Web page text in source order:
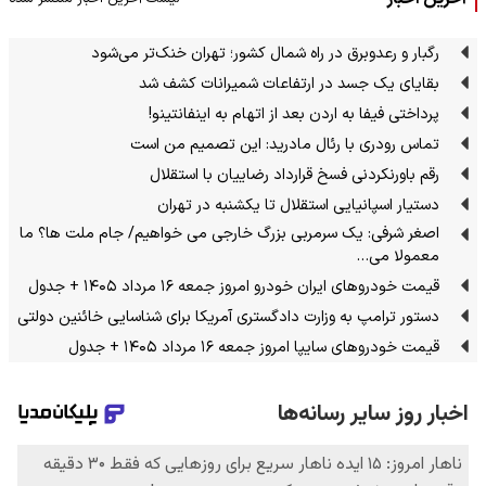
رگبار و رعدوبرق در راه شمال کشور؛ تهران خنک‌تر می‌شود
بقایای یک جسد در ارتفاعات شمیرانات کشف شد
پرداختی فیفا به اردن بعد از اتهام به اینفانتینو!
تماس رودری با رئال مادرید: این تصمیم من است
رقم باورنکردنی فسخ قرارداد رضاییان با استقلال
دستیار اسپانیایی استقلال تا یکشنبه در تهران
اصغر شرفی: یک سرمربی بزرگ خارجی می خواهیم/ جام ملت ها؟ ما
معمولا می…
قیمت خودرو‌های ایران خودرو امروز جمعه ۱۶ مرداد ۱۴۰۵ + جدول
دستور ترامپ به وزارت دادگستری آمریکا برای شناسایی خائنین دولتی
قیمت خودرو‌های سایپا امروز جمعه ۱۶ مرداد ۱۴۰۵ + جدول